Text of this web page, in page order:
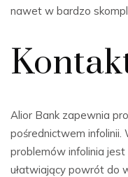
nawet w bardzo
Alior Bank zapewnia
pośrednictwem infolinii.
problemów infolinia
ułatwiający powrót do